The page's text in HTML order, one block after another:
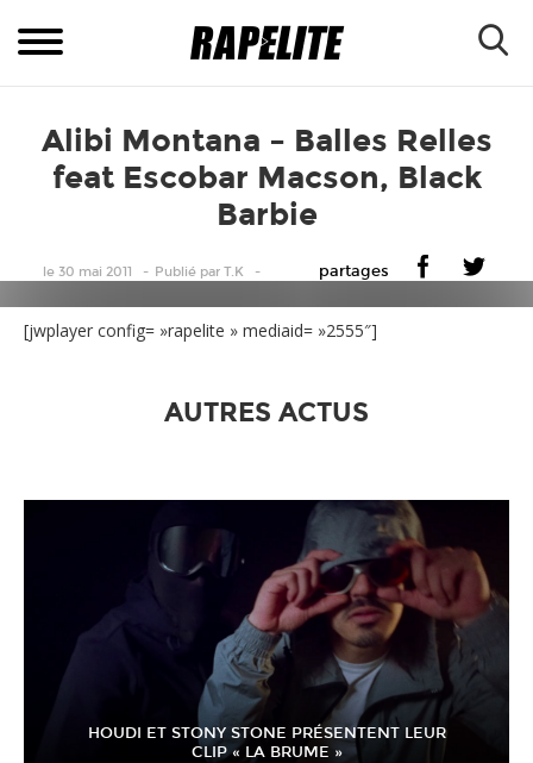
Alibi Montana – Balles Relles
feat Escobar Macson, Black
Barbie
le 30 mai 2011 Publiépar T.K partages
[jwplayer config= »rapelite » mediaid= »2555″]
AUTRES ACTUS
HOUDI ET STONY STONE PRÉSENTENT LEUR
CLIP « LA BRUME »